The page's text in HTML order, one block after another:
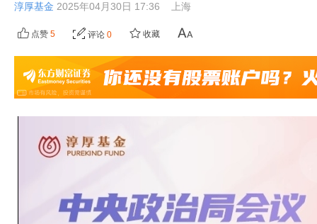
淳厚基金 2025年04月30日 17:36 上海
点赞 5 评论 0 收藏